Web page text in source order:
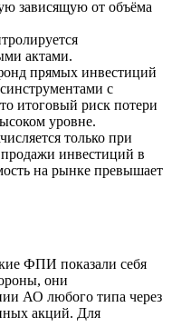
зависящую от объёма
актами.
прямых инвестиций
с
итоговый риск потери
уровне.
только при
инвестиций в
на рынке превышает
ФПИ показали себя
они
АО любого типа через
акций. Для